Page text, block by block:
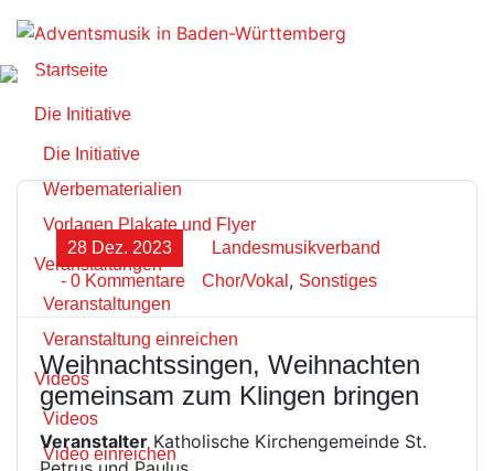
Inhalt
springenStartseite
Die Initiative
Die Initiative
Werbematerialien
Vorlagen Plakate und Flyer
Veranstaltungen
Veranstaltungen
Veranstaltung einreichen
Videos
Videos
Video einreichen
28 Dez. 2023
Landesmusikverband
- 0 Kommentare
Chor/Vokal , Sonstiges
Weihnachtssingen, Weihnachten
gemeinsam zum Klingen bringen
VeranstalterKatholische Kirchengemeinde St.